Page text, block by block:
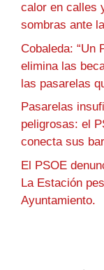
calor en calles
sombras ante
Cobaleda: “Un
elimina las
las pasarelas
Pasarelas
peligrosas: el
conecta sus
El PSOE
La Estación
Ayuntamiento.